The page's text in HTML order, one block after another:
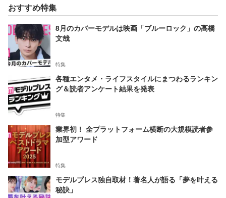
おすすめ特集
8月のカバーモデルは映画「ブルーロック」の高橋
文哉
特集
各種エンタメ・ライフスタイルにまつわるランキン
グ＆読者アンケート結果を発表
特集
業界初！ 全プラットフォーム横断の大規模読者参
加型アワード
特集
モデルプレス独自取材！著名人が語る「夢を叶える
秘訣」